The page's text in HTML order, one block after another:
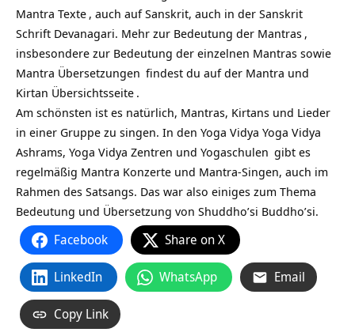
Mantra Texte , auch auf Sanskrit, auch in der Sanskrit
Schrift Devanagari. Mehr zur Bedeutung der Mantras ,
insbesondere zur Bedeutung der einzelnen Mantras sowie
Mantra Übersetzungen findest du aufder Mantra und
Kirtan Übersichtsseite .
Am schönsten ist es natürlich, Mantras, Kirtans und Lieder
in einer Gruppe zu singen. In den Yoga Vidya Yoga Vidya
Ashrams, Yoga Vidya Zentren und Yogaschulen gibt es
regelmäßig Mantra Konzerte und Mantra-Singen, auch im
Rahmen des Satsangs. Das war also einiges zum Thema
Bedeutung und Übersetzung von Shuddho’si Buddho’si.
Facebook Share on X
LinkedIn WhatsApp Email
Copy Link